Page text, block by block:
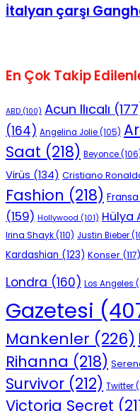
İtalyan çarşı
En Çok Takip
ABD (100) Acun Ilıcalı
(164) Angelina Jolie(105)
Saat (218) Beyonce
Virüs (134) Cristiano
Fashion (218) Fransa
(159) Hollywood (101) Hülya
Irina Shayk(110) Justin Bieber
Kardashian (123) Konser (117)
Londra (160) Los Angeles
Gazetesi
Mankenler (226)
Rihanna (218)
Survivor (212) Twitter
Victoria Secret